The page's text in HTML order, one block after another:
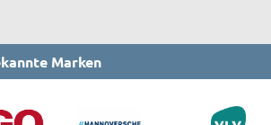
Marken